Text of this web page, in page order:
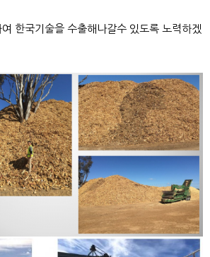
한국기술을 수출해나갈수 있도록 노력하겠